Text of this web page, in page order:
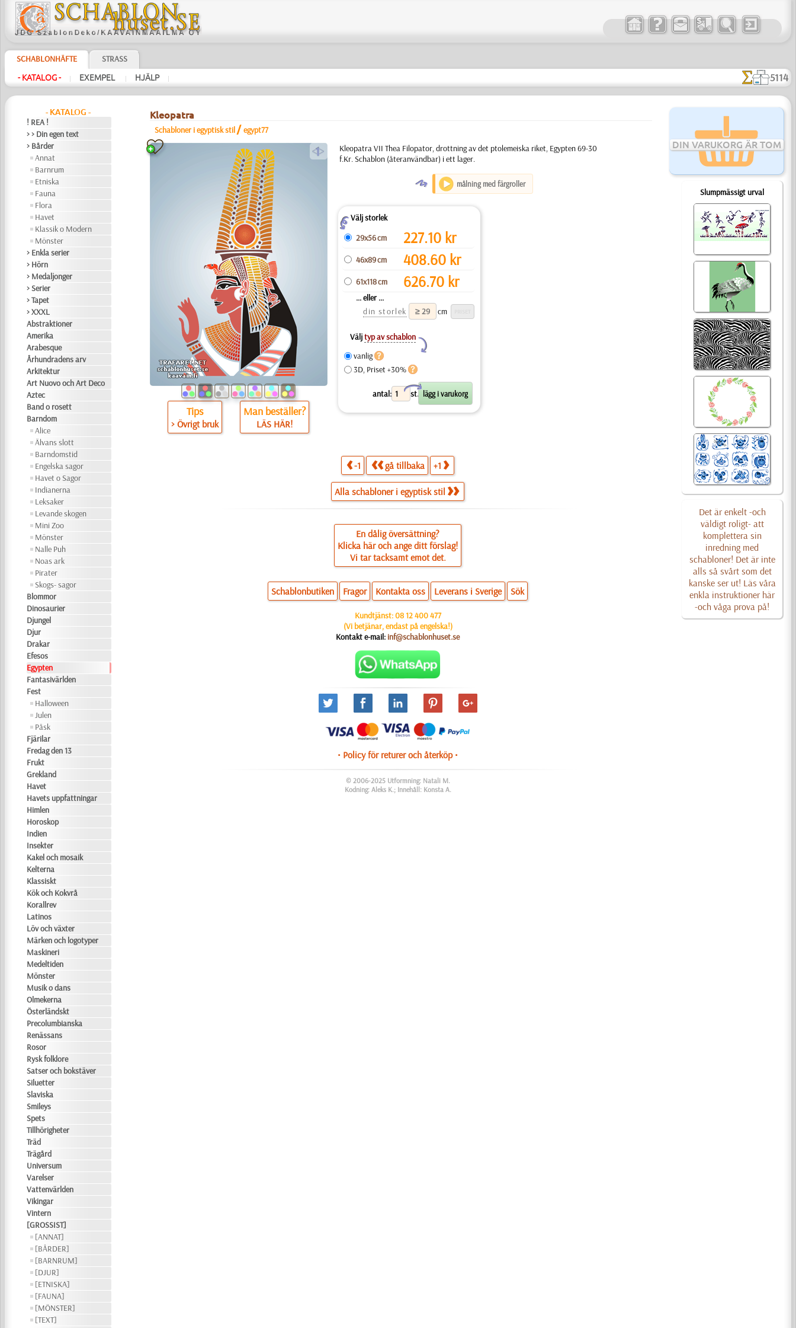
SCHABLONHÄFTE STRASS
- KATALOG - | EXEMPEL | HJÄLP | 5114
- KATALOG -
! REA !
> > Din egen text
> Bårder
Annat
Barnrum
Etniska
Fauna
Flora
Havet
Klassik o Modern
Mönster
> Enkla serier
> Hörn
> Medaljonger
> Serier
> Tapet
> XXXL
Abstraktioner
Amerika
Arabesque
Århundradens arv
Arkitektur
Art Nuovo och Art Deco
Aztec
Band o rosett
Barndom
Alice
Älvans slott
Barndomstid
Engelska sagor
Havet o Sagor
Indianerna
Leksaker
Levande skogen
Mini Zoo
Mönster
Nalle Puh
Noas ark
Pirater
Skogs- sagor
Blommor
Dinosaurier
Djungel
Djur
Drakar
Efesos
Egypten
Fantasivärlden
Fest
Halloween
Julen
Påsk
Fjärilar
Fredag den 13
Frukt
Grekland
Havet
Havets uppfattningar
Himlen
Horoskop
Indien
Insekter
Kakel och mosaik
Kelterna
Klassiskt
Kök och Kokvrå
Korallrev
Latinos
Löv och växter
Märken och logotyper
Maskineri
Medeltiden
Mönster
Musik o dans
Olmekerna
Österländskt
Precolumbianska
Renässans
Rosor
Rysk folklore
Satser och bokstäver
Siluetter
Slaviska
Smileys
Spets
Tillhörigheter
Träd
Trägård
Universum
Varelser
Vattenvärlden
Vikingar
Vintern
[GROSSIST]
[ANNAT]
[BÅRDER]
[BARNRUM]
[DJUR]
[ETNISKA]
[FAUNA]
[MÖNSTER]
[TEXT]
DIN VARUKORG ÄR TOM
Slumpmässigt urval
Det är enkelt -och
väldigt roligt- att
komplettera sin
inredning med
schabloner! Det är inte
alls så svårt som det
kanske ser ut! Läs våra
enkla instruktioner här
-och våga prova på!
Kleopatra
Schabloner i egyptisk stil /egypt77
a
Tips
> Övrigt bruk
Man beställer?
LÄS HÄR!
Kleopatra VII Thea Filopator, drottning av det ptolemeiska riket, Egypten 69-30
f.Kr. Schablon (återanvändbar) i ett lager.
O målning med färgroller
ZVälj storlek
29x56 cm
227.10kr
46x89 cm 408.60kr
61x118 cm 626.70kr
... eller ...
din storlek
cm
Väljtyp av schablon
Y
vanlig
3D, Priset +30%
antal: st.
X
-1 gå tillbaka +1
Alla schabloner i egyptisk stil
En dålig översättning?
Klicka här och ange ditt förslag!
Vi tar tacksamt emot det.
Schablonbutiken Fragor Kontakta oss Leverans i Sverige Sök
Kundtjänst:08 12 400 477
(Vi betjänar, endast på engelska!)
Kontakt e-mail: inf@schablonhuset.se
• Policy för returer och återköp •
© 2006-2025 Utformning: Natali M.
Kodning: Aleks K.; Innehåll: Konsta A.